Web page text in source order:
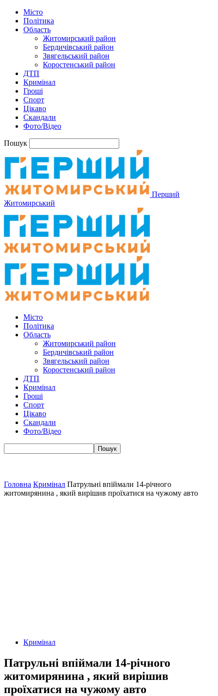
Місто
Політика
Область
Житомирський район
Бердичівський район
Звягельський район
Коростенський район
ДТП
Кримінал
Гроші
Спорт
Цікаво
Скандали
Фото/Відео
Пошук
Перший
Житомирський
Місто
Політика
Область
Житомирський район
Бердичівський район
Звягельський район
Коростенський район
ДТП
Кримінал
Гроші
Спорт
Цікаво
Скандали
Фото/Відео
Головна Кримінал Патрульні впіймали 14-річного
житомирянина , який вирішив проїхатися на чужому авто
Кримінал
Патрульні впіймали 14-річного
житомирянина , який вирішив
проїхатися на чужому авто